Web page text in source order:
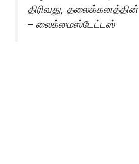
திரிவது,
– லைக்மைஸ்டேட்டஸ்